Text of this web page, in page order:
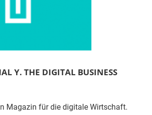
Y. THE DIGITAL BUSINESS
Magazin für die digitale Wirtschaft.